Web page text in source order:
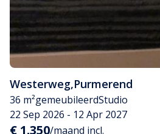
Westerweg,Purmerend
36 m²gemeubileerdStudio
22 Sep 2026 - 12 Apr 2027
€ 1.350/maand incl.